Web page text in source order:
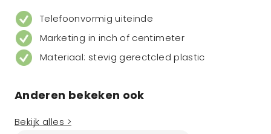
Telefoonvormig uiteinde
Marketing in inch of centimeter
Materiaal: stevig gerectcled plastic
Anderen bekeken ook
Bekijk alles >